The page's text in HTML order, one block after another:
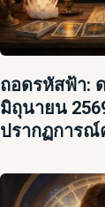
ถอดรหัสฟ้า:
มิถุนายน
ปรากฏการณ์